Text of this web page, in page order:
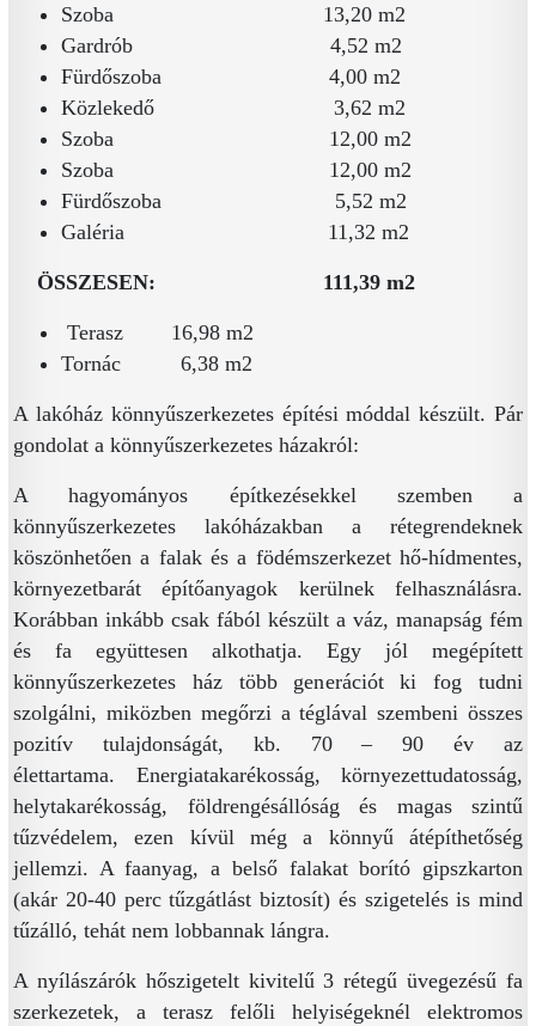
Szoba 13,20 m2
Gardrób 4,52 m2
Fürdőszoba 4,00 m2
Közlekedő 3,62 m2
Szoba 12,00 m2
Szoba 12,00 m2
Fürdőszoba 5,52 m2
Galéria 11,32 m2
ÖSSZESEN: 111,39 m2
Terasz 16,98 m2
Tornác 6,38 m2
A lakóház könnyűszerkezetes építési móddal készült. Pár
gondolat a könnyűszerkezetes házakról:
A hagyományos építkezésekkel szemben a
könnyűszerkezetes lakóházakban a rétegrendeknek
köszönhetően a falak és a födémszerkezet hő-hídmentes,
környezetbarát építőanyagok kerülnek felhasználásra.
Korábban inkább csak fából készült a váz, manapság fém
és fa együttesen alkothatja. Egy jól megépített
könnyűszerkezetes ház több generációt ki fog tudni
szolgálni, miközben megőrzi a téglával szembeni összes
pozitív tulajdonságát, kb. 70 – 90 év az
élettartama. Energiatakarékosság, környezettudatosság,
helytakarékosság, földrengésállóság és magas szintű
tűzvédelem, ezen kívül még a könnyű átépíthetőség
jellemzi. A faanyag, a belső falakat borító gipszkarton
(akár 20-40 perc tűzgátlást biztosít) és szigetelés is mind
tűzálló, tehát nem lobbannak lángra.
A nyílászárók hőszigetelt kivitelű 3 rétegű üvegezésű fa
szerkezetek, a terasz felőli helyiségeknél elektromos